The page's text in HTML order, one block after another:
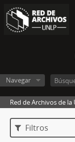
Navegar
Red de Archivos de
Filtros